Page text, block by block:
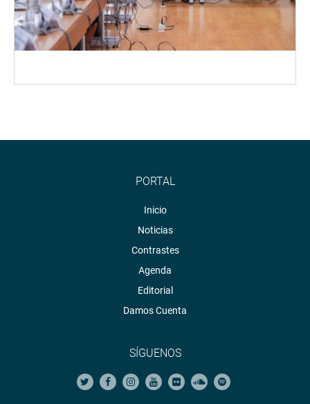
PORTAL
Inicio
Noticias
Contrastes
Agenda
Editorial
Damos Cuenta
SÍGUENOS